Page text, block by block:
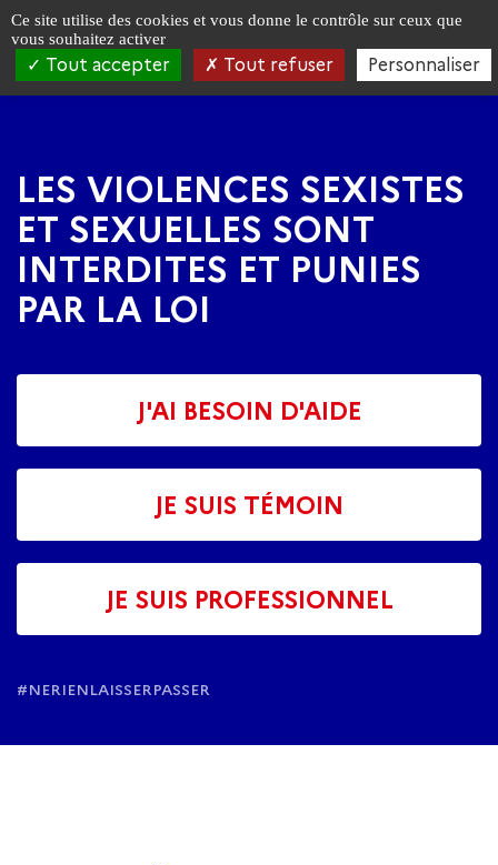
LES VIOLENCES SEXISTES
ET SEXUELLES SONT
INTERDITES ET PUNIES
PAR LA LOI
J'AI BESOIN D'AIDE
JE SUIS TÉMOIN
JE SUIS PROFESSIONNEL
#NERIENLAISSERPASSER
Panneau de gestion des cookies
Ce site utilise des cookies et vous donne le contrôle sur ceux que
vous souhaitez activer
Tout accepter Tout refuser Personnaliser